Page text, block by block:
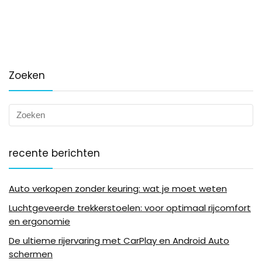
Zoeken
recente berichten
Auto verkopen zonder keuring: wat je moet weten
Luchtgeveerde trekkerstoelen: voor optimaal rijcomfort
en ergonomie
De ultieme rijervaring met CarPlay en Android Auto
schermen